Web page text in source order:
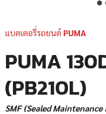
แบตเตอรี่รถยนต์ PUMA
PUMA
(PB210L)
SMF (Sealed Maintenance